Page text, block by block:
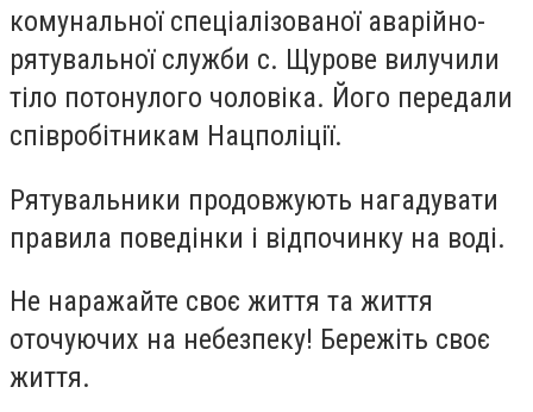
комунальної спеціалізованої аварійно-
рятувальної служби с. Щурове вилучили
тіло потонулого чоловіка. Його передали
співробітникам Нацполіції.
Рятувальники продовжують нагадувати
правила поведінки і відпочинку на воді.
Не наражайте своє життя та життя
оточуючих на небезпеку! Бережіть своє
життя.